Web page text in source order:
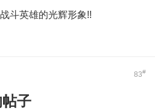
斗英雄的光辉形象!!
83#
子